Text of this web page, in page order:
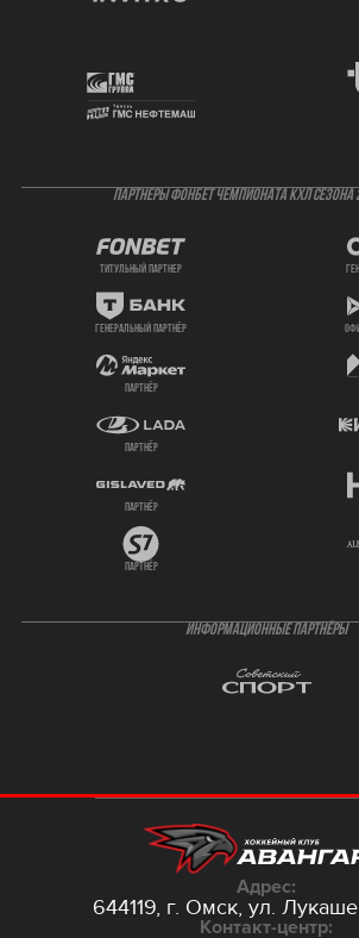
ПАРТНЕРЫ ФОНБЕТ ЧЕМПИОНАТА КХЛ СЕЗОНА
титульный партнер
генеральный партнёр
партнёр
партнёр
партнёр
партнёр
ИНФОРМАЦИОННЫЕ ПАРТНЁРЫ
Адрес:
644119, г. Омск, ул.
Контакт-центр: